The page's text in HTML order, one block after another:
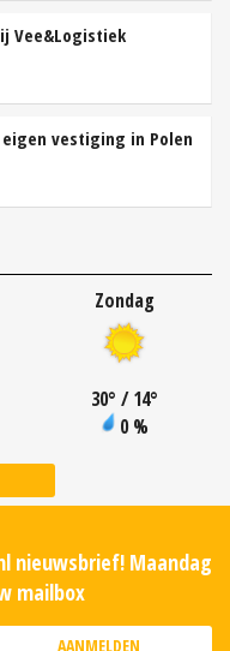
Vee&Logistiek
eigen vestiging in Polen
Zondag
30° / 14°
0 %
nieuwsbrief! Maandag
mailbox
AANMELDEN